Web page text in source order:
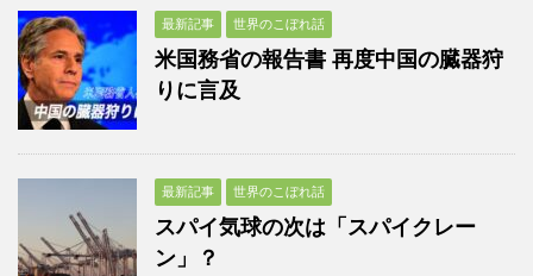
最新記事 世界のこぼれ話
米国務省の報告書 再度中国の臓器狩
りに言及
最新記事 世界のこぼれ話
スパイ気球の次は「スパイクレー
ン」？